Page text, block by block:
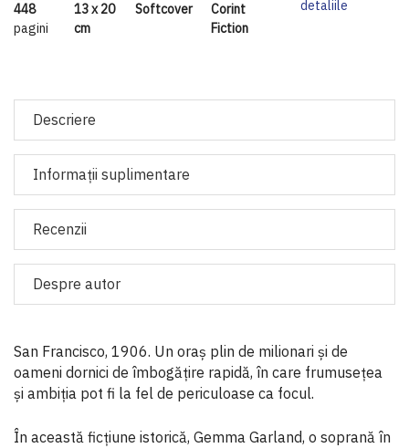
448
pagini
13 x 20
cm
Softcover
Corint
Fiction
detaliile
Descriere
Informaţii suplimentare
Recenzii
Despre autor
San Francisco, 1906. Un oraș plin de milionari și de
oameni dornici de îmbogățire rapidă, în care frumusețea
și ambiția pot fi la fel de periculoase ca focul.
În această ficțiune istorică, Gemma Garland, o soprană în